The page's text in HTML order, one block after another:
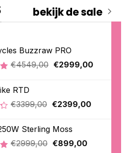
bekijk de sale
Buzzraw PRO
€4549,00 Oorspronkelijke
€2999,00Huidige
RTD
€3399,00 Oorspronkelijke
€3399,00.
€2399,00Huidige
Sterling Moss
€2999,00 Oorspronkelijke
€899,00Huidige